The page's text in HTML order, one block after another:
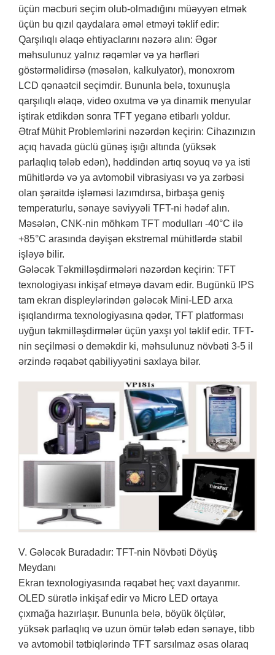
üçün məcburi seçim olub-olmadığını müəyyən etmək
üçün bu qızıl qaydalara əməl etməyi təklif edir:
Qarşılıqlı əlaqə ehtiyaclarını nəzərə alın: Əgər
məhsulunuz yalnız rəqəmlər və ya hərfləri
göstərməlidirsə (məsələn, kalkulyator), monoxrom
LCD qənaətcil seçimdir. Bununla belə, toxunuşla
qarşılıqlı əlaqə, video oxutma və ya dinamik menyular
iştirak etdikdən sonra TFT yeganə etibarlı yoldur.
Ətraf Mühit Problemlərini nəzərdən keçirin: Cihazınızın
açıq havada güclü günəş işığı altında (yüksək
parlaqlıq tələb edən), həddindən artıq soyuq və ya isti
mühitlərdə və ya avtomobil vibrasiyası və ya zərbəsi
olan şəraitdə işləməsi lazımdırsa, birbaşa geniş
temperaturlu, sənaye səviyyəli TFT-ni hədəf alın.
Məsələn, CNK-nin möhkəm TFT modulları -40°C ilə
+85°C arasında dəyişən ekstremal mühitlərdə stabil
işləyə bilir.
Gələcək Təkmilləşdirmələri nəzərdən keçirin: TFT
texnologiyası inkişaf etməyə davam edir. Bugünkü IPS
tam ekran displeylərindən gələcək Mini-LED arxa
işıqlandırma texnologiyasına qədər, TFT platforması
uyğun təkmilləşdirmələr üçün yaxşı yol təklif edir. TFT-
nin seçilməsi o deməkdir ki, məhsulunuz növbəti 3-5 il
ərzində rəqabət qabiliyyətini saxlaya bilər.
V. Gələcək Buradadır: TFT-nin Növbəti Döyüş
Meydanı
Ekran texnologiyasında rəqabət heç vaxt dayanmır.
OLED sürətlə inkişaf edir və Micro LED ortaya
çıxmağa hazırlaşır. Bununla belə, böyük ölçülər,
yüksək parlaqlıq və uzun ömür tələb edən sənaye, tibb
və avtomobil tətbiqlərində TFT sarsılmaz əsas olaraq